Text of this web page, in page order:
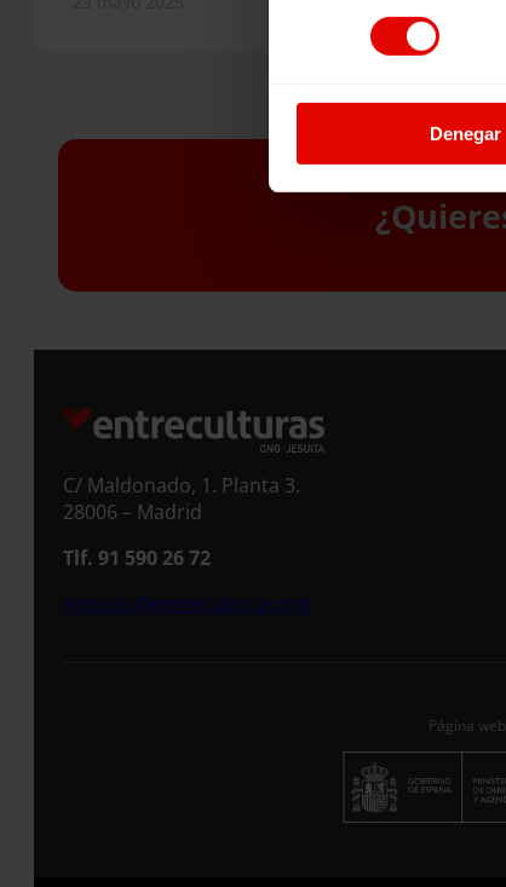
consentimiento
Denegar
C/ Maldonado, 1. Planta 3.
28006 – Madrid
Tlf. 91 590 26 72
noticias@entreculturas.org
Página